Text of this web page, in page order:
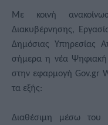
Με κοινή
Διακυβέρνησης,
Δημόσιας Υπηρεσίας
σήμερα η νέα Ψηφιακή
στην εφαρμογή Gov.gr
τα εξής:
Διαθέσιμη μέσω του